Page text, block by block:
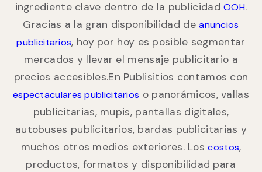
ingrediente clave dentro de la publicidadOOH.
Gracias a la gran disponibilidad deanuncios
publicitarios, hoy por hoy es posible segmentar
mercados y llevar el mensaje publicitario a
precios accesibles.En Publisitios contamos con
espectaculares publicitarios o panorámicos, vallas
publicitarias, mupis, pantallas digitales,
autobuses publicitarios, bardas publicitarias y
muchos otros medios exteriores. Loscostos,
productos, formatos y disponibilidad para